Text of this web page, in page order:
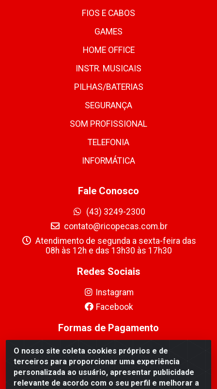
O nosso site coleta cookies próprios e de
terceiros para proporcionar uma experiência
personalizada ao usuário, apresentar publicidade
relevante de acordo com o seu perfil e melhorar a
FIOS E CABOS
GAMES
HOME OFFICE
INSTR. MUSICAIS
PILHAS/BATERIAS
SEGURANÇA
SOM PROFISSIONAL
TELEFONIA
INFORMÁTICA
Fale Conosco
(43) 3249-2300
contato@ricopecas.com.br
Atendimento de segunda a sexta-feira das
08h às 12h e das 13h30 às 17h30
Redes Sociais
Instagram
Facebook
Formas de Pagamento
Ricopeças Comércio de componentes Eletrônicos Ltda -